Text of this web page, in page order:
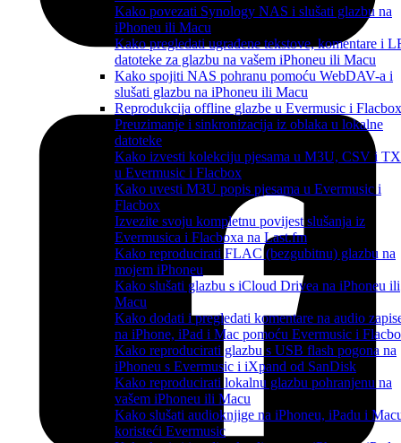
Kako povezati Synology NAS i slušati glazbu na
iPhoneu ili Macu
Kako pregledati ugrađene tekstove, komentare i
datoteke za glazbu na vašem iPhoneu ili Macu
Kako spojiti NAS pohranu pomoću WebDAV-a i
slušati glazbu na iPhoneu ili Macu
Reprodukcija offline glazbe u Evermusic i
Preuzimanje i sinkronizacija iz oblaka u lokalne
datoteke
Kako izvesti kolekciju pjesama u M3U, CSV i
u Evermusic i Flacbox
Kako uvesti M3U popis pjesama u Evermusic i
Flacbox
Izvezite svoju kompletnu povijest slušanja iz
Evermusica i Flacboxa na Last.fm
Kako reproducirati FLAC (bezgubitnu) glazbu na
mojem iPhoneu
Kako slušati glazbu s iCloud Drivea na iPhoneu ili
Macu
Kako dodati i pregledati komentare na audio
na iPhone, iPad i Mac pomoću Evermusic i
Kako reproducirati glazbu s USB flash pogona na
iPhoneu s Evermusic i iXpand od SanDisk
Kako reproducirati lokalnu glazbu pohranjenu na
vašem iPhoneu ili Macu
Kako slušati audioknjige na iPhoneu, iPadu i
koristeći Evermusic